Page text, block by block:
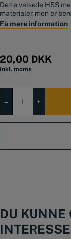
Dette valsede HSS
materialer, men er
Hvis du skal bore i
Diameter: 5,1 mm
Længde: 86 mm
Længde, spiral: 52
Få mere information
20,00 DKK
Inkl. moms
–
mm
antal
+
DU KUNNE